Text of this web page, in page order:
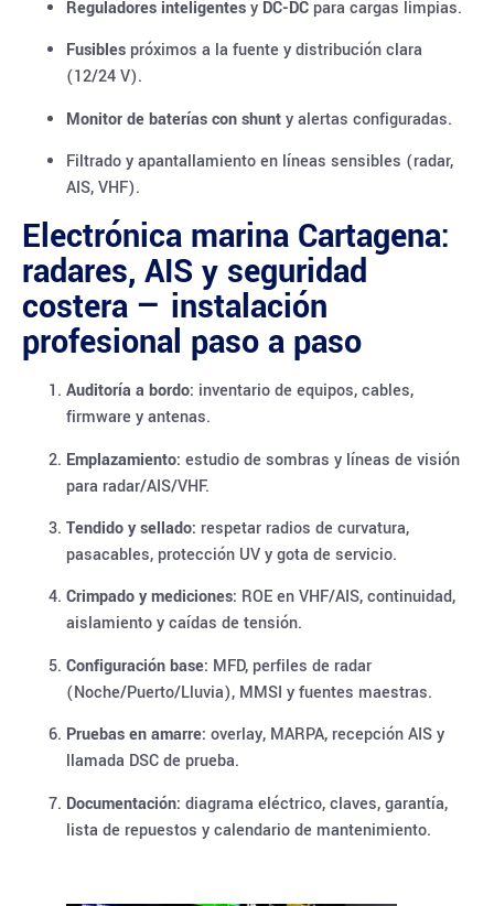
Reguladores inteligentesy DC-DC para cargas limpias.
Fusibles próximos a la fuente y distribución clara
(12/24 V).
Monitor de baterías con shunty alertas configuradas.
Filtrado y apantallamiento en líneas sensibles (radar,
AIS, VHF).
Electrónica marina Cartagena:
radares, AIS y seguridad
costera — instalación
profesional paso a paso
Auditoría a bordo: inventario de equipos, cables,
firmware y antenas.
Emplazamiento: estudio de sombras y líneas de visión
para radar/AIS/VHF.
Tendido y sellado: respetar radios de curvatura,
pasacables, protección UV y gota de servicio.
Crimpado y mediciones: ROE en VHF/AIS, continuidad,
aislamiento y caídas de tensión.
Configuración base: MFD, perfiles de radar
(Noche/Puerto/Lluvia), MMSI y fuentes maestras.
Pruebas en amarre: overlay, MARPA, recepción AIS y
llamada DSC de prueba.
Documentación: diagrama eléctrico, claves, garantía,
lista de repuestos y calendario de mantenimiento.